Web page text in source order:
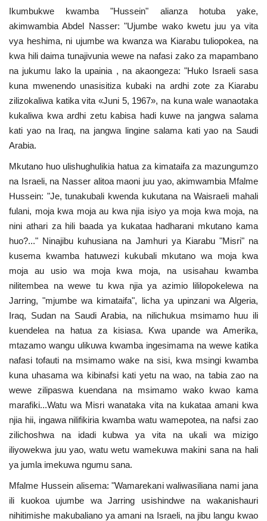
Maonyesho
Wadhamini
Language
English Swahili español
French Arabic
Ikumbukwe kwamba "Hussein" alianza hotuba yake,
akimwambia Abdel Nasser: "Ujumbe wako kwetu juu ya vita
vya heshima, ni ujumbe wa kwanza wa Kiarabu tuliopokea, na
kwa hili daima tunajivunia wewe na nafasi zako za mapambano
na jukumu lako la upainia , na akaongeza: "Huko Israeli sasa
kuna mwenendo unasisitiza kubaki na ardhi zote za Kiarabu
zilizokaliwa katika vita «Juni 5, 1967», na kuna wale wanaotaka
kukaliwa kwa ardhi zetu kabisa hadi kuwe na jangwa salama
kati yao na Iraq, na jangwa lingine salama kati yao na Saudi
Arabia.
Mkutano huo ulishughulikia hatua za kimataifa za mazungumzo
na Israeli, na Nasser alitoa maoni juu yao, akimwambia Mfalme
Hussein: "Je, tunakubali kwenda kukutana na Waisraeli mahali
fulani, moja kwa moja au kwa njia isiyo ya moja kwa moja, na
nini athari za hili baada ya kukataa hadharani mkutano kama
huo?..." Ninajibu kuhusiana na Jamhuri ya Kiarabu "Misri" na
kusema kwamba hatuwezi kukubali mkutano wa moja kwa
moja au usio wa moja kwa moja, na usisahau kwamba
nilitembea na wewe tu kwa njia ya azimio lililopokelewa na
Jarring, "mjumbe wa kimataifa", licha ya upinzani wa Algeria,
Iraq, Sudan na Saudi Arabia, na nilichukua msimamo huu ili
kuendelea na hatua za kisiasa. Kwa upande wa Amerika,
mtazamo wangu ulikuwa kwamba ingesimama na wewe katika
nafasi tofauti na msimamo wake na sisi, kwa msingi kwamba
kuna uhasama wa kibinafsi kati yetu na wao, na tabia zao na
wewe zilipaswa kuendana na msimamo wako kwao kama
marafiki...Watu wa Misri wanataka vita na kukataa amani kwa
njia hii, ingawa nilifikiria kwamba watu wamepotea, na nafsi zao
zilichoshwa na idadi kubwa ya vita na ukali wa mizigo
iliyowekwa juu yao, watu wetu wamekuwa makini sana na hali
ya jumla imekuwa ngumu sana.
Mfalme Hussein alisema: "Wamarekani waliwasiliana nami jana
ili kuokoa ujumbe wa Jarring usishindwe na wakanishauri
nihitimishe makubaliano ya amani na Israeli, na jibu langu kwao